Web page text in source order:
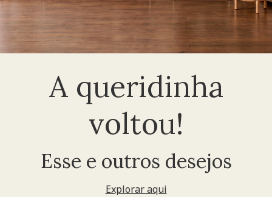
A queridinha
voltou!
Esse e outros desejos
Explorar aqui